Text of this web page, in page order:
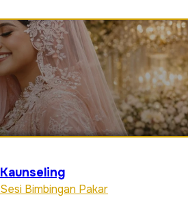
Kaunseling
Sesi Bimbingan Pakar